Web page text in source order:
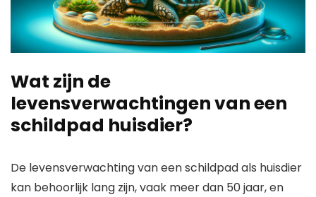
Wat zijn de
levensverwachtingen van een
schildpad huisdier?
De levensverwachting van een schildpad als huisdier
kan behoorlijk lang zijn, vaak meer dan 50 jaar, en